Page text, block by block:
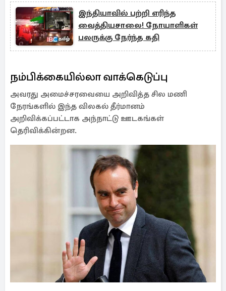
இந்தியாவில் பற்றி எரிந்த
வைத்தியசாலை! நோயாளிகள்
பலருக்கு நேர்ந்த கதி
நம்பிக்கையில்லா வாக்கெடுப்பு
அவரது அமைச்சரவையை அறிவித்த சில மணி
நேரங்களில் இந்த விலகல் தீர்மானம்
அறிவிக்கப்பட்டாக அந்நாட்டு ஊடகங்கள்
தெரிவிக்கின்றன.